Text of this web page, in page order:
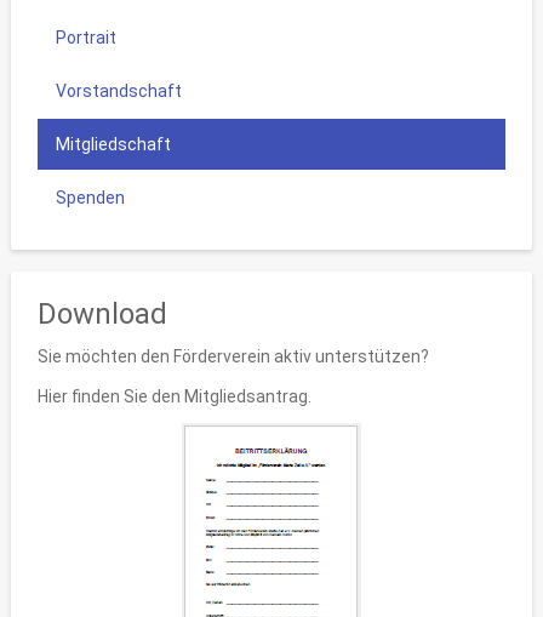
Portrait
Vorstandschaft
Mitgliedschaft
Spenden
Download
Sie möchten den Förderverein aktiv unterstützen?
Hier finden Sie den Mitgliedsantrag.